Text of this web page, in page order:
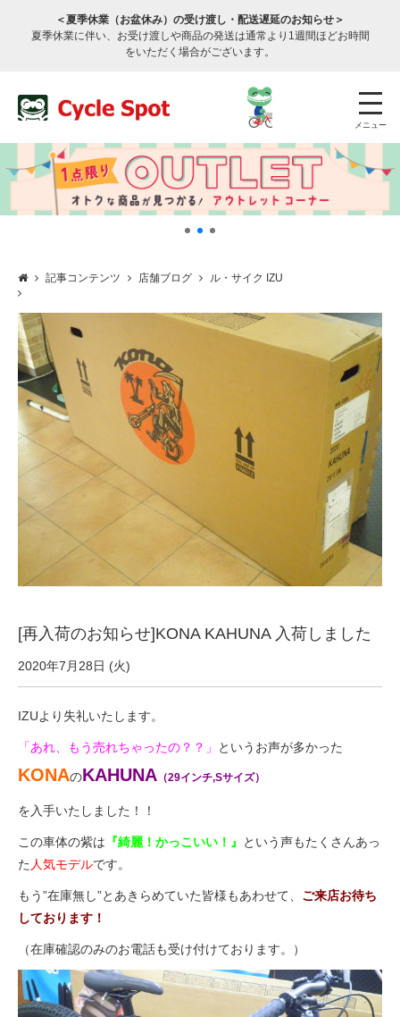
＜夏季休業（お盆休み）の受け渡し・配送遅延のお知らせ＞
夏季休業に伴い、お受け渡しや商品の発送は通常より1週間ほどお時間
をいただく場合がございます。
メニュー
サービスのご案内
サービス全般
修理・メンテナンス工賃
盗難保証
SpotMateログイン
オリジナル自転車
PB全車種カタログ
Norwayシリーズ
eVita
コンテンツ
店舗ブログ
イベント
記事コンテンツ 店舗ブログ ル・サイク IZU
[再入荷のお知らせ]KONA KAHUNA 入荷しました
2020年7月28日 (火)
IZUより失礼いたします。
「あれ、もう売れちゃったの？？」 というお声が多かった
KONAのKAHUNA （29インチ,Sサイズ）
を入手いたしました！！
この車体の紫は 『綺麗！かっこいい！』
という声もたくさんあっ
た 人気モデルです。
もう”在庫無し”とあきらめていた皆様もあわせて、 ご来店お待ち
しております！
（在庫確認のみのお電話も受け付けております。 ）